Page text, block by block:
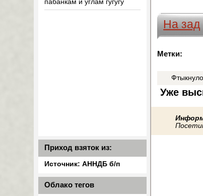
На зад
Метки:
Уже
пабанкам и углам гугугу
Приход взяток из:
Источник: АННДБ б/п
Облако тегов